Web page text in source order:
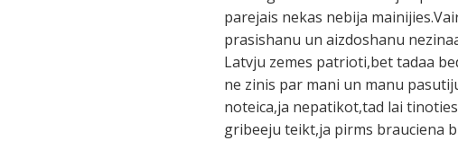
parejais nekas nebija
prasishanu un aizdoshanu
Latvju zemes patrioti,bet tadaa
ne zinis par mani un manu
noteica,ja nepatikot,tad lai
gribeeju teikt,ja pirms brauciena